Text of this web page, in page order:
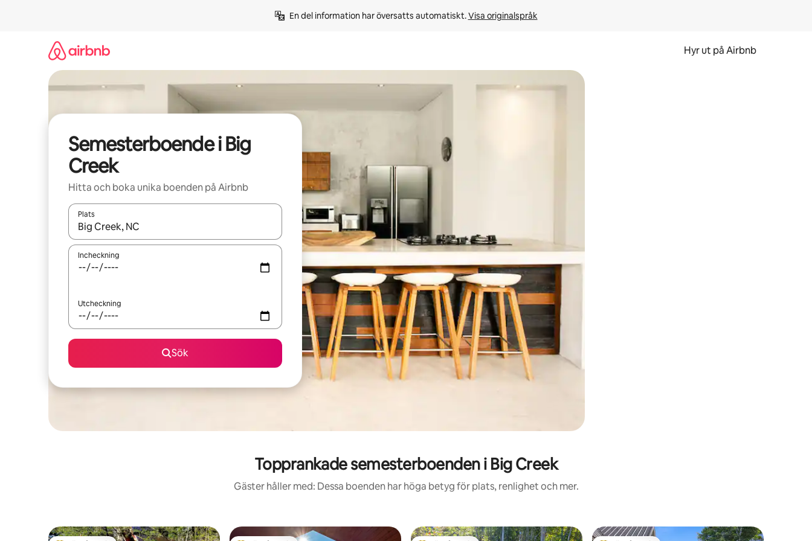
En del information har översatts automatiskt. Visa originalspråk
Hyr ut på Airbnb
Semesterboende i Big
Creek
Hitta och boka unika boenden på Airbnb
Plats
När resultaten är tillgängliga kan du navigera med upp- och nedåtpilarna eller utforska genom att trycka eller svepa.
Incheckning
Utcheckning
Sök
Topprankade semesterboenden i Big Creek
Gäster håller med: Dessa boenden har höga betyg för plats, renlighet och mer.